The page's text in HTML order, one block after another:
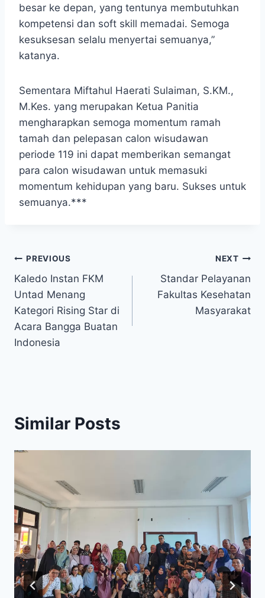
besar ke depan, yang tentunya membutuhkan
kompetensi dan soft skill memadai. Semoga
kesuksesan selalu menyertai semuanya,”
katanya.
Sementara Miftahul Haerati Sulaiman, S.KM.,
M.Kes. yang merupakan Ketua Panitia
mengharapkan semoga momentum ramah
tamah dan pelepasan calon wisudawan
periode 119 ini dapat memberikan semangat
para calon wisudawan untuk memasuki
momentum kehidupan yang baru. Sukses untuk
semuanya.***
Post
navigation
PREVIOUS
Kaledo Instan FKM
Untad Menang
Kategori Rising Star di
Acara Bangga Buatan
Indonesia
NEXT
Standar Pelayanan
Fakultas Kesehatan
Masyarakat
Similar Posts